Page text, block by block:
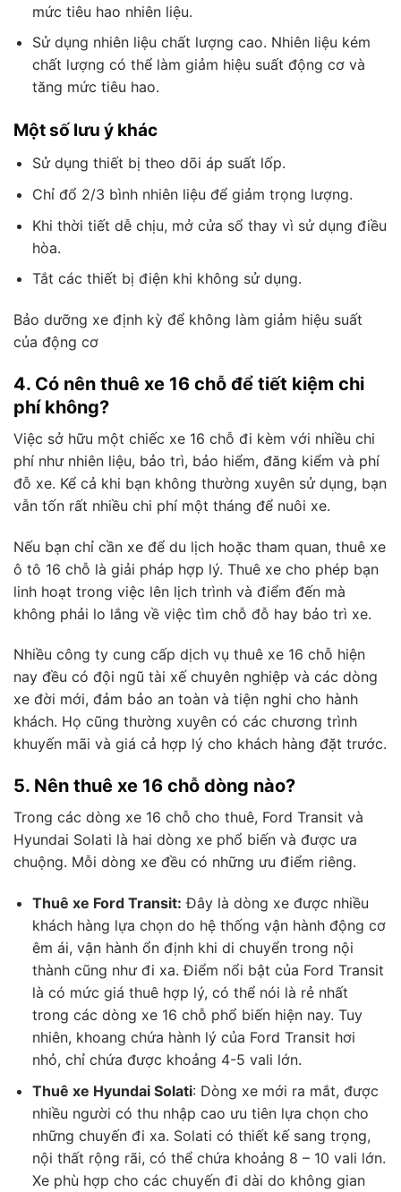
mức tiêu hao nhiên liệu.
Sử dụng nhiên liệu chất lượng cao. Nhiên liệu kém
chất lượng có thể làm giảm hiệu suất động cơ và
tăng mức tiêu hao.
Một số lưu ý khác
Sử dụng thiết bị theo dõi áp suất lốp.
Chỉ đổ 2/3 bình nhiên liệu để giảm trọng lượng.
Khi thời tiết dễ chịu, mở cửa sổ thay vì sử dụng điều
hòa.
Tắt các thiết bị điện khi không sử dụng.
Bảo dưỡng xe định kỳ để không làm giảm hiệu suất
của động cơ
4. Có nên thuê xe 16 chỗ để tiết kiệm chi
phí không?
Việc sở hữu một chiếc xe 16 chỗ đi kèm với nhiều chi
phí như nhiên liệu, bảo trì, bảo hiểm, đăng kiểm và phí
đỗ xe. Kể cả khi bạn không thường xuyên sử dụng, bạn
vẫn tốn rất nhiều chi phí một tháng để nuôi xe.
Nếu bạn chỉ cần xe để du lịch hoặc tham quan, thuê xe
ô tô 16 chỗ là giải pháp hợp lý. Thuê xe cho phép bạn
linh hoạt trong việc lên lịch trình và điểm đến mà
không phải lo lắng về việc tìm chỗ đỗ hay bảo trì xe.
Nhiều công ty cung cấp dịch vụ thuê xe 16 chỗ hiện
nay đều có đội ngũ tài xế chuyên nghiệp và các dòng
xe đời mới, đảm bảo an toàn và tiện nghi cho hành
khách. Họ cũng thường xuyên có các chương trình
khuyến mãi và giá cả hợp lý cho khách hàng đặt trước.
5. Nên thuê xe 16 chỗ dòng nào?
Trong các dòng xe 16 chỗ cho thuê, Ford Transit và
Hyundai Solati là hai dòng xe phổ biến và được ưa
chuộng. Mỗi dòng xe đều có những ưu điểm riêng.
Thuê xe Ford Transit: Đây là dòng xe được nhiều
khách hàng lựa chọn do hệ thống vận hành động cơ
êm ái, vận hành ổn định khi di chuyển trong nội
thành cũng như đi xa. Điểm nổi bật của Ford Transit
là có mức giá thuê hợp lý, có thể nói là rẻ nhất
trong các dòng xe 16 chỗ phổ biến hiện nay. Tuy
nhiên, khoang chứa hành lý của Ford Transit hơi
nhỏ, chỉ chứa được khoảng 4-5 vali lớn.
Thuê xe Hyundai Solati: Dòng xe mới ra mắt, được
nhiều người có thu nhập cao ưu tiên lựa chọn cho
những chuyến đi xa. Solati có thiết kế sang trọng,
nội thất rộng rãi, có thể chứa khoảng 8 – 10 vali lớn.
Xe phù hợp cho các chuyến đi dài do không gian